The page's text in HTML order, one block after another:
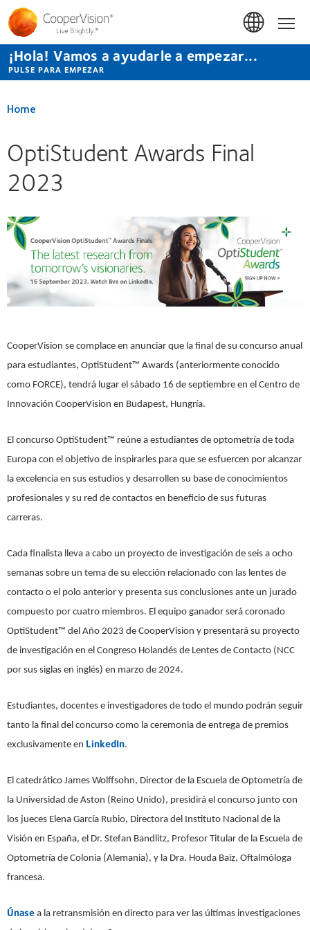
Pasar
contenido
principal
¡Hola! Vamos a ayudarle a empezar...
PULSE PARA EMPEZAR
Home
OptiStudent Awards Final
2023
CooperVision se complace en anunciar que la final de su concurso anual
para estudiantes, OptiStudent™ Awards (anteriormente conocido
como FORCE), tendrá lugar el sábado 16 de septiembre en el Centro de
Innovación CooperVision en Budapest, Hungría.
El concurso OptiStudent™ reúne a estudiantes de optometría de toda
Europa con el objetivo de inspirarles para que se esfuercen por alcanzar
la excelencia en sus estudios y desarrollen su base de conocimientos
profesionales y su red de contactos en beneficio de sus futuras
carreras.
Cada finalista lleva a cabo un proyecto de investigación de seis a ocho
semanas sobre un tema de su elección relacionado con las lentes de
contacto o el polo anterior y presenta sus conclusiones ante un jurado
compuesto por cuatro miembros. El equipo ganador será coronado
OptiStudent™ del Año 2023 de CooperVision y presentará su proyecto
de investigación en el Congreso Holandés de Lentes de Contacto (NCC
por sus siglas en inglés) en marzo de 2024.
Estudiantes, docentes e investigadores de todo el mundo podrán seguir
tanto la final del concurso como la ceremonia de entrega de premios
exclusivamente en LinkedIn.
El catedrático James Wolffsohn, Director de la Escuela de Optometría de
la Universidad de Aston (Reino Unido), presidirá el concurso junto con
los jueces Elena García Rubio, Directora del Instituto Nacional de la
Visión en España, el Dr. Stefan Bandlitz, Profesor Titular de la Escuela de
Optometría de Colonia (Alemania), y la Dra. Houda Baïz, Oftalmóloga
francesa.
Únase a la retransmisión en directo para ver las últimas investigaciones